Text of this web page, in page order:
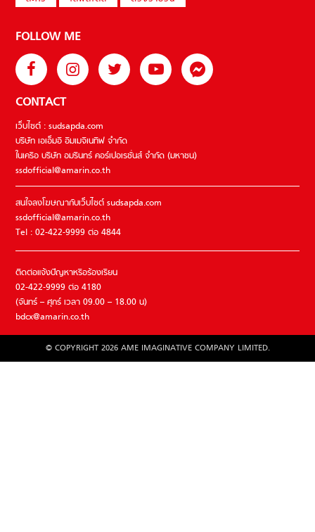
FOLLOW ME
CONTACT
เว็บไซต์ : sudsapda.com
บริษัท เอเอ็มอี อิมเมจิเนทีฟ จำกัด
ในเครือ บริษัท อมรินทร์ คอร์เปอเรชั่นส์ จำกัด (มหาชน)
ssdofficial@amarin.co.th
สนใจลงโฆษณากับเว็บไซต์ sudsapda.com
ssdofficial@amarin.co.th
Tel : 02-422-9999 ต่อ 4844
ติดต่อแจ้งปัญหาหรือร้องเรียน
02-422-9999 ต่อ 4180
(จันทร์ – ศุกร์ เวลา 09.00 – 18.00 น)
bdcx@amarin.co.th
© COPYRIGHT 2026 AME IMAGINATIVE COMPANY LIMITED.